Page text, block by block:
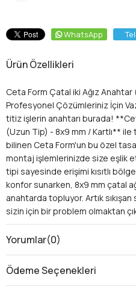
WhatsApp
Ürün Özellikleri
Ceta Form Çatal iki Ağız
Profesyonel Çözümleriniz İçin
titiz işlerin anahtarı burada!
(Uzun Tip) - 8x9 mm / Kartlı** ile
bilinen Ceta Form'un bu özel
montaj işlemlerinizde size eşlik
tipi sayesinde erişimi kısıtlı
konfor sunarken, 8x9 mm çatal
anahtarda topluyor. Artık
sizin için bir problem olmaktan
Neden Ceta Form
(Uzun Tip) Tercih
ve kalitenizi artıracak bir
avantajlar:
Yorumlar(0)
Ödeme Seçenekleri